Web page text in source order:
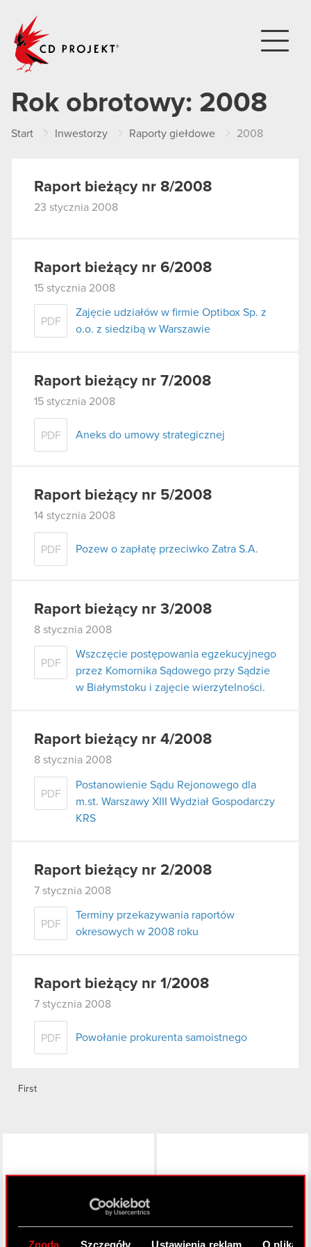
Zgoda Szczegóły Ustawienia reklam O
Rok obrotowy: 2008
Start Inwestorzy Raporty giełdowe 2008
Raport bieżący nr 8/2008
23 stycznia 2008
Raport bieżący nr 6/2008
15 stycznia 2008
PDF
Zajęcie udziałów w firmie Optibox Sp. z
o.o. z siedzibą w Warszawie
Raport bieżący nr 7/2008
15 stycznia 2008
PDF Aneks do umowy strategicznej
Raport bieżący nr 5/2008
14 stycznia 2008
PDF Pozew o zapłatę przeciwko Zatra S.A.
Raport bieżący nr 3/2008
8 stycznia 2008
PDF
Wszczęcie postępowania egzekucyjnego
przez Komornika Sądowego przy Sądzie
w Białymstoku i zajęcie wierzytelności.
Raport bieżący nr 4/2008
8 stycznia 2008
PDF
Postanowienie Sądu Rejonowego dla
m.st. Warszawy XIII Wydział Gospodarczy
KRS
Raport bieżący nr 2/2008
7 stycznia 2008
PDF
Terminy przekazywania raportów
okresowych w 2008 roku
Raport bieżący nr 1/2008
7 stycznia 2008
PDF Powołanie prokurenta samoistnego
First